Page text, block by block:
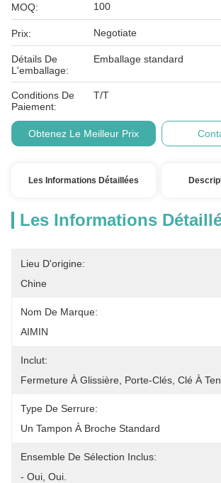
MOQ: 100
Prix: Negotiate
Détails De
L'emballage:
Emballage standard
Conditions De
Paiement:
T/T
Obtenez Le Meilleur Prix
Les Informations Détaillées
Les Informations
Lieu D'origine:
Chine
Nom De Marque:
AIMIN
Inclut:
Fermeture À Glissière, Porte-Clés, Clé À
Type De Serrure:
Un Tampon À Broche Standard
Ensemble De Sélection Inclus:
- Oui, Oui.